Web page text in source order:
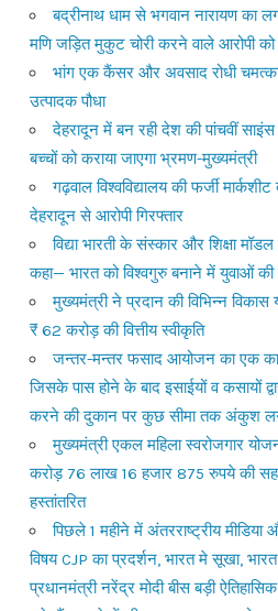
बद्रीनाथ धाम से भगवान नारायण का
मणि जड़ित मुकुट चोरी करने वाले आरोपी को
भांग एक कैंसर और अवसाद रोधी
उत्पादक पौधा
देहरादून में बन रही देश की पांचवीं
बच्चों को कराया जाएगा भ्रमण-मुख्यमंत्री
गढ़वाल विश्वविद्यालय की फर्जी
देहरादून से आरोपी गिरफ्तार
विद्या भारती के संस्कार और शिक्षा
कहा— भारत को विश्वगुरु बनाने में युवाओं की
मुख्यमंत्री ने प्रदान की विभिन्न विकास
₹ 62 करोड़ की वित्तीय स्वीकृति
जन्तर-मन्तर फसाद आयोजन का एक
जिसके पास होने के बाद इसाईयों व कसायों
करने की दुकान पर कुछ सीमा तक अंकुश
मुख्यमंत्री एकल महिला स्वरोजगार
करोड़ 76 लाख 16 हजार 875 रुपये की
हस्तांतरित
पिछले 1 महीने में अंतरराष्ट्रीय
विषय CJP का प्रदर्शन, भारत मे सूखा,
प्रधानमंत्री नरेंद्र मोदी बीस बड़ी